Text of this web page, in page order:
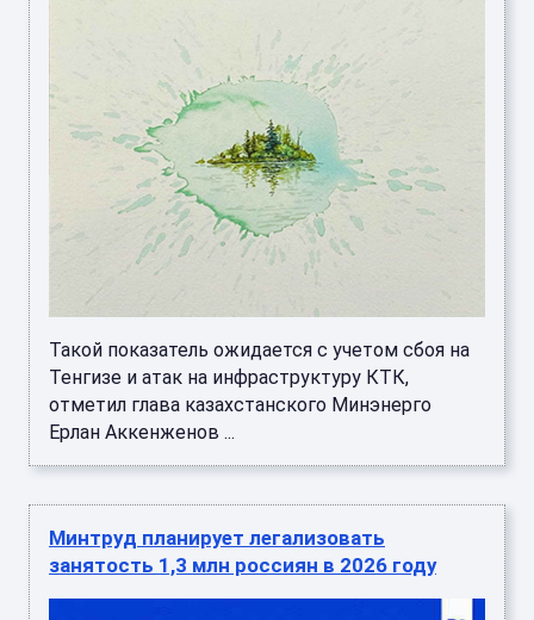
Такой показатель ожидается с учетом сбоя на
Тенгизе и атак на инфраструктуру КТК,
отметил глава казахстанского Минэнерго
Ерлан Аккенженов ...
Минтруд планирует легализовать
занятость 1,3 млн россиян в 2026 году